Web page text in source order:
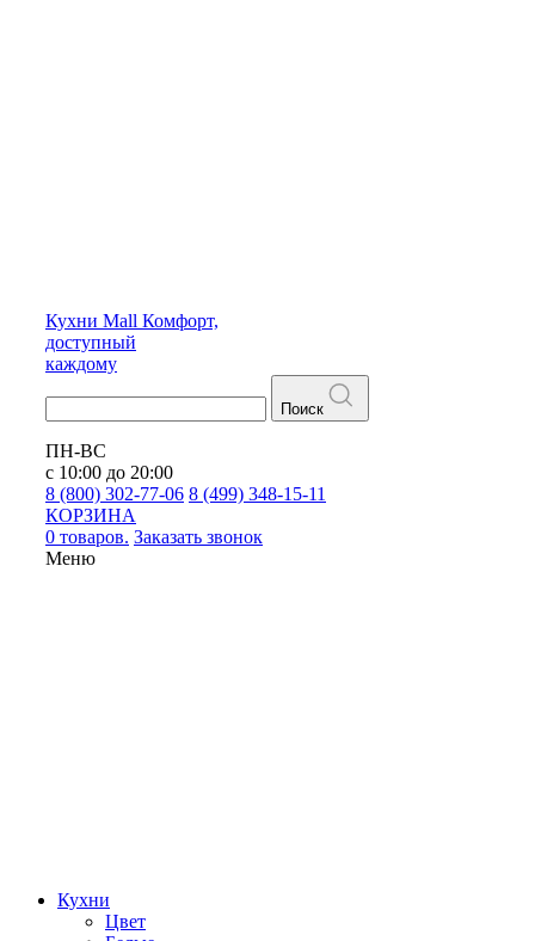
Кухни Mall Комфорт,
доступный
каждому
Поиск
ПН-ВС
с 10:00 до 20:00
8 (800) 302-77-06 8 (499) 348-15-11
КОРЗИНА
0 товаров. Заказать звонок
Меню
Кухни
Цвет